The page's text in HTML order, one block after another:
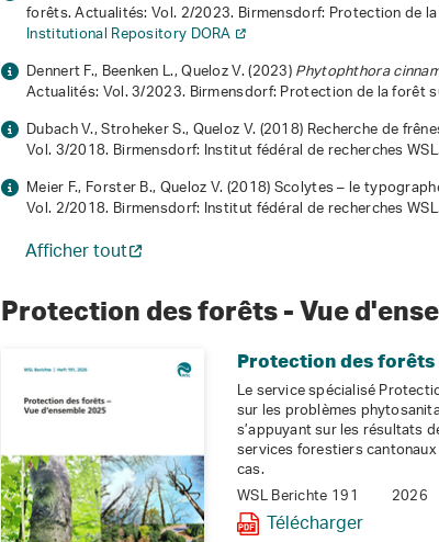
forêts. Actualités: Vol. 2/2023. Birmensdorf: Protection de
Institutional Repository DORA
Dennert F., Beenken L., Queloz V. (2023)Phytophthora
Actualités: Vol. 3/2023. Birmensdorf: Protection de la forêt
Dubach V., Stroheker S., Queloz V. (2018)Recherche de
Vol. 3/2018. Birmensdorf: Institut fédéral de recherches
Meier F., Forster B., Queloz V. (2018)Scolytes – le
Vol. 2/2018. Birmensdorf: Institut fédéral de recherches
Afficher tout
Protection des forêts - Vue
Protection des forêts
Le service spécialisé
sur les problèmes
s’appuyant sur les résultats
services forestiers
cas.
WSL Berichte 191
2026
Télécharger